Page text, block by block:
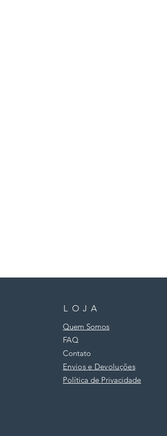
LOJA
Quem Somos
FAQ
Contato
Envios e Devoluções
Política de Privacidade